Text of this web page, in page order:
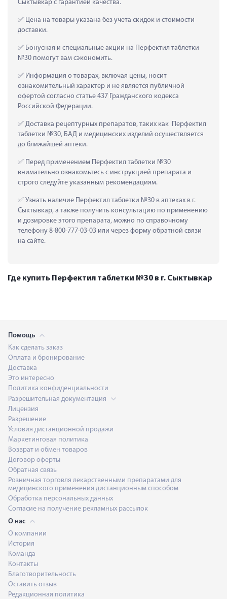
Сыктывкар с гарантией качества.
Цена на товары указана без учета скидок и стоимости
доставки.
Бонусная и специальные акции на Перфектил таблетки
№30 помогут вам сэкономить.
Информация о товарах, включая цены, носит
ознакомительный характер и не является публичной
офертой согласно статье 437 Гражданского кодекса
Российской Федерации.
Доставка рецептурных препаратов, таких как  Перфектил
таблетки №30, БАД и медицинских изделий осуществляется
до ближайшей аптеки.
Перед применением Перфектил таблетки №30
внимательно ознакомьтесь с инструкцией препарата и
строго следуйте указанным рекомендациям.
Узнать наличие Перфектил таблетки №30 в аптеках в г.
Сыктывкар, а также получить консультацию по применению
и дозировке этого препарата, можно по справочному
телефону 8-800-777-03-03 или через форму обратной связи
на сайте.
Где купить Перфектил таблетки №30 в г. Сыктывкар
Помощь
Как сделать заказ
Оплата и бронирование
Доставка
Это интересно
Политика конфиденциальности
Разрешительная документация
Лицензия
Разрешение
Условия дистанционной продажи
Маркетинговая политика
Возврат и обмен товаров
Договор оферты
Обратная связь
Розничная торговля лекарственными препаратами для
медицинского применения дистанционным способом
Обработка персональных данных
Согласие на получение рекламных рассылок
О нас
О компании
История
Команда
Контакты
Благотворительность
Оставить отзыв
Редакционная политика